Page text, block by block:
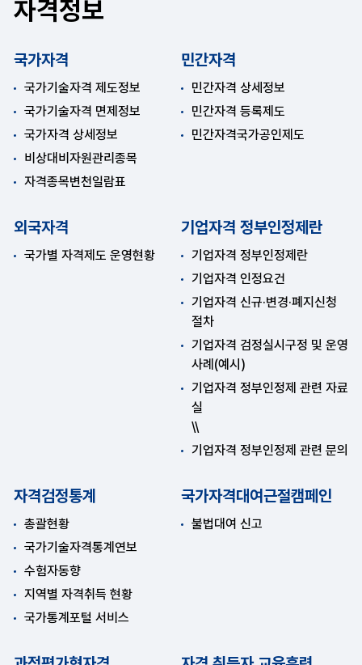
자격정보
국가자격
국가기술자격 제도정보
국가기술자격 면제정보
국가자격 상세정보
비상대비자원관리종목
자격종목변천일람표
민간자격
민간자격 상세정보
민간자격 등록제도
민간자격국가공인제도
외국자격
국가별 자격제도 운영현황
기업자격 정부인정제란
기업자격 정부인정제란
기업자격 인정요건
기업자격 신규·변경·폐지신청
절차
기업자격 검정실시구정 및 운영
사례(예시)
기업자격 정부인정제 관련 자료
실
\\
기업자격 정부인정제 관련 문의
자격검정통계
총괄현황
국가기술자격통계연보
수험자동향
지역별 자격취득 현황
국가통계포털 서비스
국가자격대여근절캠페인
불법대여 신고